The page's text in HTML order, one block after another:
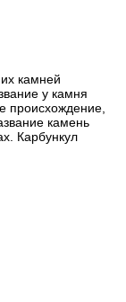
камней
у камня
происхождение,
камень
Карбункул